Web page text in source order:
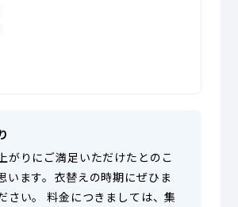
がりにご満足いただけたとのこ
います。衣替えの時期にぜひま
さい。 料金につきましては、集